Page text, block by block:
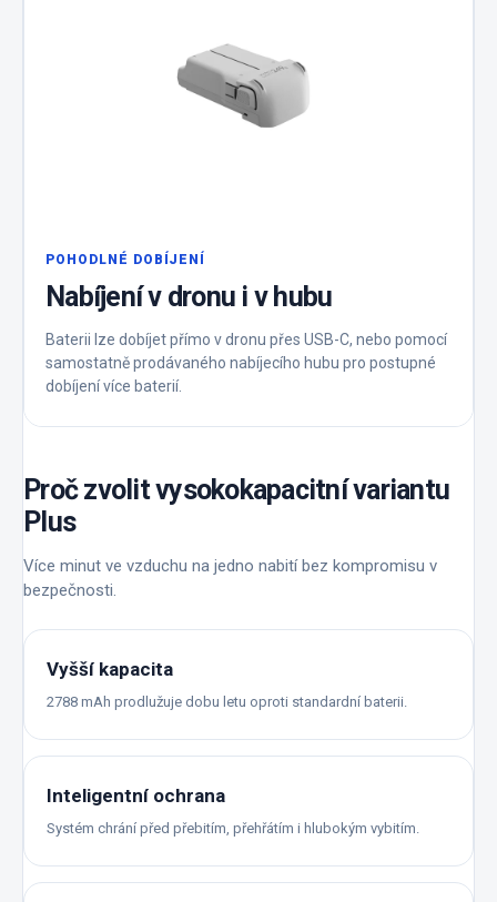
POHODLNÉ DOBÍJENÍ
Nabíjení v dronu i v hubu
Baterii lze dobíjet přímo v dronu přes USB-C, nebo pomocí
samostatně prodávaného nabíjecího hubu pro postupné
dobíjení více baterií.
Proč zvolit vysokokapacitní variantu
Plus
Více minut ve vzduchu na jedno nabití bez kompromisu v
bezpečnosti.
Vyšší kapacita
2788 mAh prodlužuje dobu letu oproti standardní baterii.
Inteligentní ochrana
Systém chrání před přebitím, přehřátím i hlubokým vybitím.